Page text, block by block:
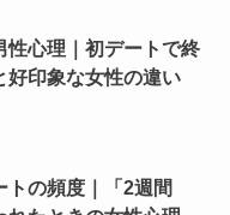
性心理｜初デートで終
好印象な女性の違い
トの頻度｜「2週間